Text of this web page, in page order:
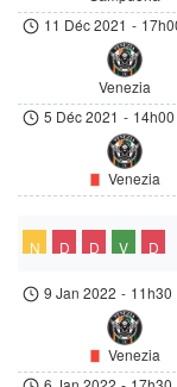
11 Déc 2021 -
Venezia
5 Déc 2021 - 14h00
Venezia
N D D V D
9 Jan 2022 - 11h30
Venezia